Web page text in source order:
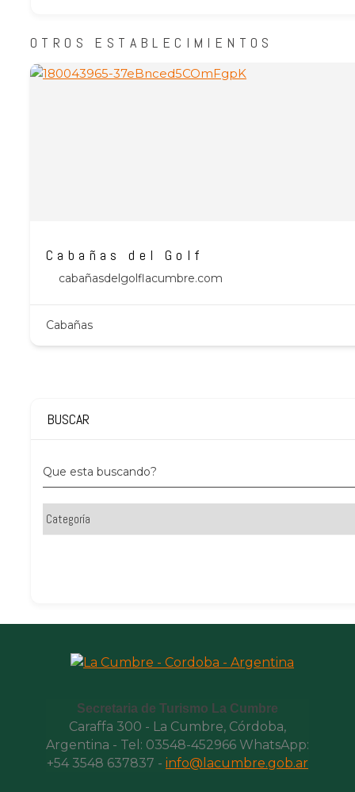
OTROS ESTABLECIMIENTOS
Cabañas del Golf
cabañasdelgolflacumbre.com
Cabañas
BUSCAR
Que esta buscando?
Secretaria de Turismo La Cumbre
Caraffa 300 - La Cumbre, Córdoba,
Argentina - Tel: 03548-452966 WhatsApp:
+54 3548 637837 - info@lacumbre.gob.ar